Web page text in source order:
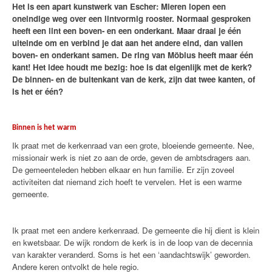
Het is een apart kunstwerk van Escher: Mieren lopen een
oneindige weg over een lintvormig rooster. Normaal gesproken
heeft een lint een boven- en een onderkant. Maar draai je één
uiteinde om en verbind je dat aan het andere eind, dan vallen
boven- en onderkant samen. De ring van Möbius heeft maar één
kant! Het idee houdt me bezig: hoe is dat eigenlijk met de kerk?
De binnen- en de buitenkant van de kerk, zijn dat twee kanten, of
is het er één?
Binnen is het warm
Ik praat met de kerkenraad van een grote, bloeiende gemeente. Nee,
missionair werk is niet zo aan de orde, geven de ambtsdragers aan.
De gemeenteleden hebben elkaar en hun familie. Er zijn zoveel
activiteiten dat niemand zich hoeft te vervelen. Het is een warme
gemeente.
Ik praat met een andere kerkenraad. De gemeente die hij dient is klein
en kwetsbaar. De wijk rondom de kerk is in de loop van de decennia
van karakter veranderd. Soms is het een ‘aandachtswijk’ geworden.
Andere keren ontvolkt de hele regio.